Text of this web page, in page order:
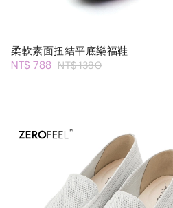
柔軟素面扭結平底樂福鞋
NT$ 788 NT$ 1380